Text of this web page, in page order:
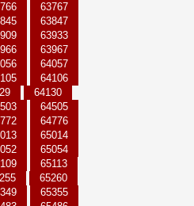
63767
63847
63933
63967
64057
64106
64130
64505
64776
65014
65054
65113
65260
65355